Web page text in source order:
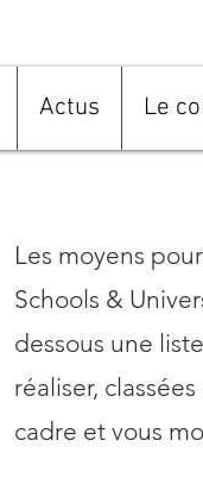
Actus Le
Les moyens
Schools &
dessous une
réaliser,
cadre et vous